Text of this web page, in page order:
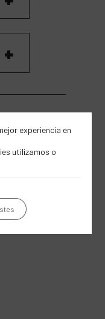
experiencia en
utilizamos o